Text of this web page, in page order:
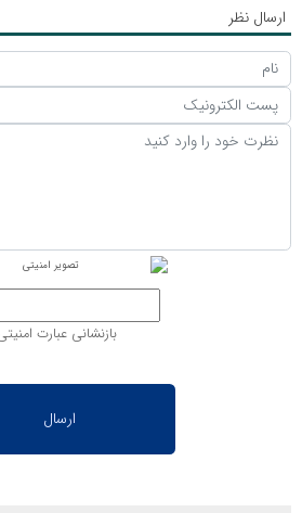
ارسال نظر
بازنشانی عبارت